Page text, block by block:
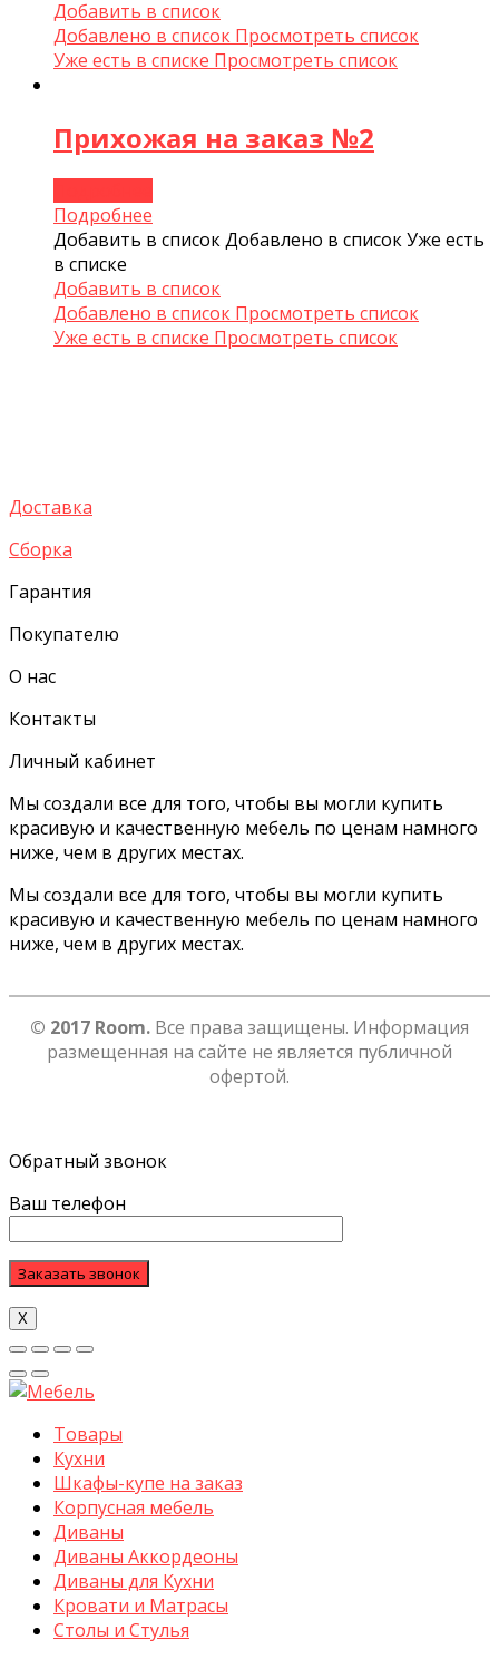
Добавить в список
Добавлено в список Просмотреть список
Уже есть в списке Просмотреть список
Прихожая на заказ №2
Подробнее
Добавить в списокДобавлено в списокУже есть
в списке
Добавить в список
Добавлено в список Просмотреть список
Уже есть в списке Просмотреть список
Доставка
Сборка
Гарантия
Покупателю
О нас
Контакты
Личный кабинет
Мы создали все для того, чтобы вы могли купить
красивую и качественную мебель по ценам намного
ниже, чем в других местах.
Мы создали все для того, чтобы вы могли купить
красивую и качественную мебель по ценам намного
ниже, чем в других местах.
© 2017 Room. Все права защищены. Информация
размещенная на сайте не является публичной
офертой.
Обратный звонок
Ваш телефон
Х
Товары
Кухни
Шкафы-купе на заказ
Корпусная мебель
Диваны
Диваны Аккордеоны
Диваны для Кухни
Кровати и Матрасы
Столы и Стулья